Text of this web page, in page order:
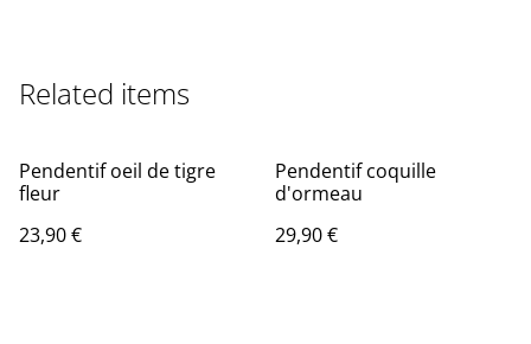
Related items
Pendentif oeil de tigre
fleur
23,90 €
Pendentif coquille
d'ormeau
29,90 €